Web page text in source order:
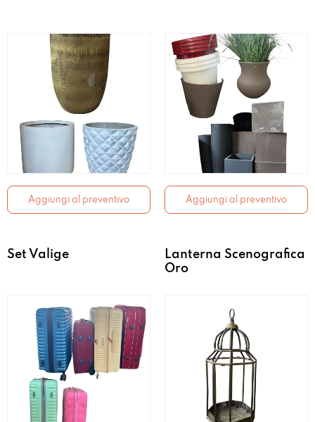
Aggiungi al preventivo Aggiungi al preventivo
Set Valige
Lanterna Scenografica
Oro